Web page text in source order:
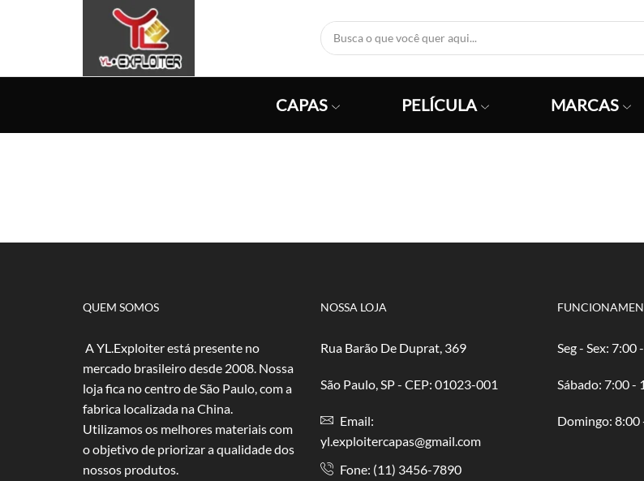
CAPAS PELÍCULA MARCAS
QUEM SOMOS
A YL.Exploiter está presente no
mercado brasileiro desde 2008. Nossa
loja fica no centro de São Paulo, com a
fabrica localizada na China.
Utilizamos os melhores materiais com
o objetivo de priorizar a qualidade dos
nossos produtos.
NOSSA LOJA
Rua Barão De Duprat, 369
São Paulo, SP - CEP: 01023-001
Email:
yl.exploitercapas@gmail.com
Fone: (11) 3456-7890
Seg - Sex: 7:00
​​Sábado: 7:00 -
​Domingo: 8:00